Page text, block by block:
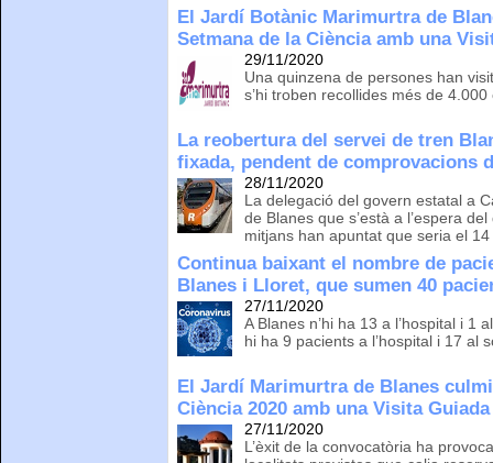
El Jardí Botànic Marimurtra de
Setmana de la Ciència amb una
29/11/2020
Una quinzena de persones han
s’hi troben recollides més de
La reobertura del servei de tren
fixada, pendent de comprovacions
28/11/2020
La delegació del govern estatal a
de Blanes que s’està a l’espera
mitjans han apuntat que seria el
Continua baixant el nombre de
Blanes i Lloret, que sumen 40
27/11/2020
A Blanes n’hi ha 13 a l’hospital i 1
hi ha 9 pacients a l’hospital i 17 al
El Jardí Marimurtra de Blanes
Ciència 2020 amb una Visita
27/11/2020
L’èxit de la convocatòria ha